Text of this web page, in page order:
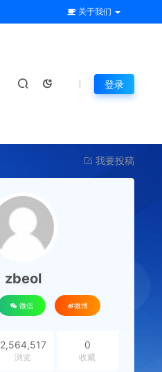
关于我们
登录
我要投稿
zbeol
微信 微博
2,564,517
浏览
0
收藏